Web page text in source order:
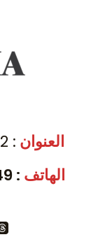
العنوان
الهاتف : 01159751149-01020107382